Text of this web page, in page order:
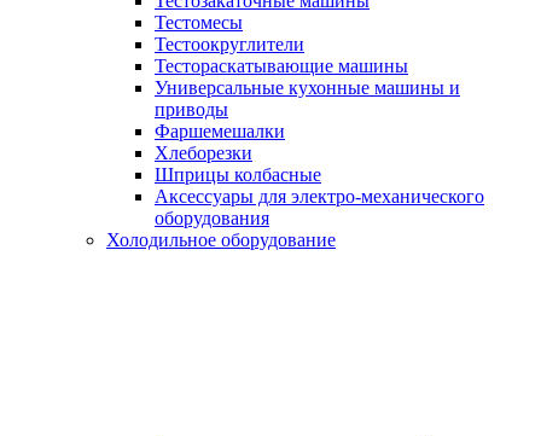
Тестомесы
Тестоокруглители
Тестораскатывающие машины
Универсальные кухонные машины и
приводы
Фаршемешалки
Хлеборезки
Шприцы колбасные
Аксессуары для электро-механического
оборудования
Холодильное оборудование